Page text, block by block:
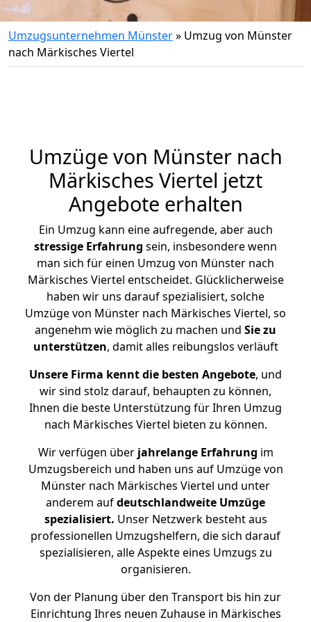
Umzugsunternehmen Münster» Umzug von Münster
nach Märkisches Viertel
Umzüge von Münster nach
Märkisches Viertel jetzt
Angebote erhalten
Ein Umzug kann eine aufregende, aber auch
stressige Erfahrung sein, insbesondere wenn
man sich für einen Umzug von Münster nach
Märkisches Viertel entscheidet. Glücklicherweise
haben wir uns darauf spezialisiert, solche
Umzüge von Münster nach Märkisches Viertel, so
angenehm wie möglich zu machen und Sie zu
unterstützen, damit alles reibungslos verläuft
Unsere Firma kennt die besten Angebote, und
wir sind stolz darauf, behaupten zu können,
Ihnen die beste Unterstützung für Ihren Umzug
nach Märkisches Viertel bieten zu können.
Wir verfügen überjahrelange Erfahrung im
Umzugsbereich und haben uns auf Umzüge von
Münster nach Märkisches Viertel und unter
anderem aufdeutschlandweite Umzüge
spezialisiert. Unser Netzwerk besteht aus
professionellen Umzugshelfern, die sich darauf
spezialisieren, alle Aspekte eines Umzugs zu
organisieren.
Von der Planung über den Transport bis hin zur
Einrichtung Ihres neuen Zuhause in Märkisches